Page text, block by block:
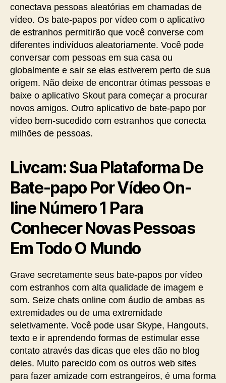
conectava pessoas aleatórias em chamadas de
vídeo. Os bate-papos por vídeo com o aplicativo
de estranhos permitirão que você converse com
diferentes indivíduos aleatoriamente. Você pode
conversar com pessoas em sua casa ou
globalmente e sair se elas estiverem perto de sua
origem. Não deixe de encontrar ótimas pessoas e
baixe o aplicativo Skout para começar a procurar
novos amigos. Outro aplicativo de bate-papo por
vídeo bem-sucedido com estranhos que conecta
milhões de pessoas.
Livcam: Sua Plataforma De
Bate-papo Por Vídeo On-
line Número 1 Para
Conhecer Novas Pessoas
Em Todo O Mundo
Grave secretamente seus bate-papos por vídeo
com estranhos com alta qualidade de imagem e
som. Seize chats online com áudio de ambas as
extremidades ou de uma extremidade
seletivamente. Você pode usar Skype, Hangouts,
texto e ir aprendendo formas de estimular esse
contato através das dicas que eles dão no blog
deles. Muito parecido com os outros web sites
para fazer amizade com estrangeiros, é uma forma